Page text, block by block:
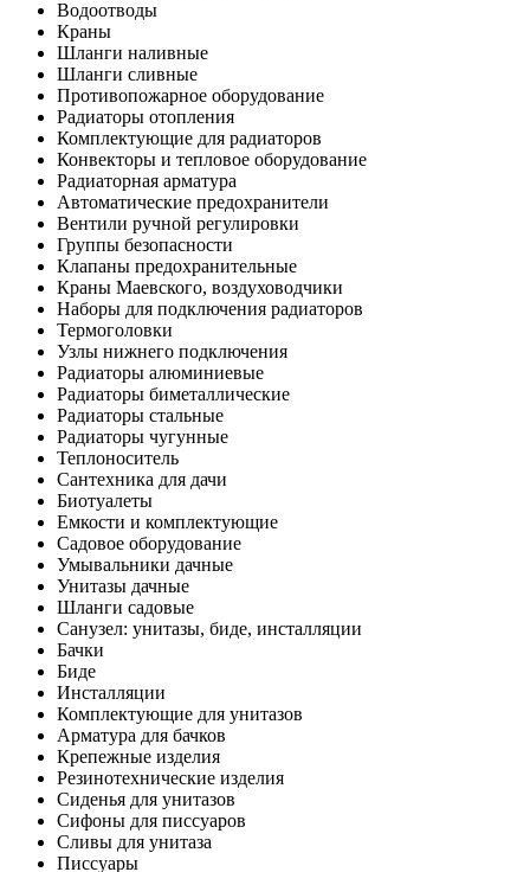
Водоотводы
Краны
Шланги наливные
Шланги сливные
Противопожарное оборудование
Радиаторы отопления
Комплектующие для радиаторов
Конвекторы и тепловое оборудование
Радиаторная арматура
Автоматические предохранители
Вентили ручной регулировки
Группы безопасности
Клапаны предохранительные
Краны Маевского, воздуховодчики
Наборы для подключения радиаторов
Термоголовки
Узлы нижнего подключения
Радиаторы алюминиевые
Радиаторы биметаллические
Радиаторы стальные
Радиаторы чугунные
Теплоноситель
Сантехника для дачи
Биотуалеты
Емкости и комплектующие
Садовое оборудование
Умывальники дачные
Унитазы дачные
Шланги садовые
Санузел: унитазы, биде, инсталляции
Бачки
Биде
Инсталляции
Комплектующие для унитазов
Арматура для бачков
Крепежные изделия
Резинотехнические изделия
Сиденья для унитазов
Сифоны для писсуаров
Сливы для унитаза
Писсуары